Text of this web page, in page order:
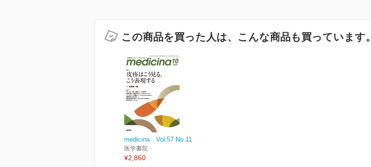
この商品を買った人は、こんな商品も買っています。
medicina Vol.57 No.11
医学書院
¥2,860